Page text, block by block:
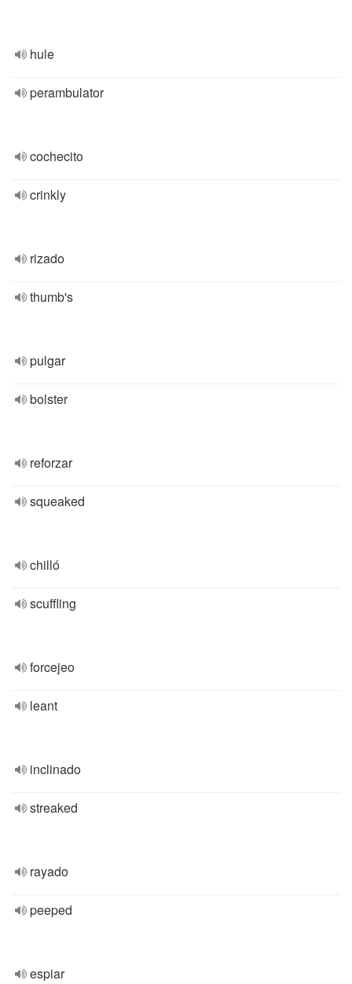
hule
perambulator
cochecito
crinkly
rizado
thumb's
pulgar
bolster
reforzar
squeaked
chilló
scuffling
forcejeo
leant
inclinado
streaked
rayado
peeped
espiar